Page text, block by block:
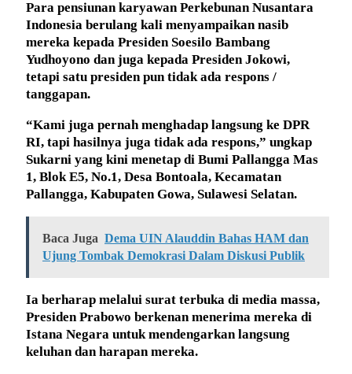
Para pensiunan karyawan Perkebunan Nusantara
Indonesia berulang kali menyampaikan nasib
mereka kepada Presiden Soesilo Bambang
Yudhoyono dan juga kepada Presiden Jokowi,
tetapi satu presiden pun tidak ada respons /
tanggapan.
“Kami juga pernah menghadap langsung ke DPR
RI, tapi hasilnya juga tidak ada respons,” ungkap
Sukarni yang kini menetap di Bumi Pallangga Mas
1, Blok E5, No.1, Desa Bontoala, Kecamatan
Pallangga, Kabupaten Gowa, Sulawesi Selatan.
Baca Juga Dema UIN Alauddin Bahas HAM dan
Ujung Tombak Demokrasi Dalam Diskusi Publik
Ia berharap melalui surat terbuka di media massa,
Presiden Prabowo berkenan menerima mereka di
Istana Negara untuk mendengarkan langsung
keluhan dan harapan mereka.